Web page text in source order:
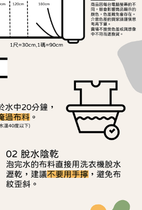
先享後付 」之結帳頁面顯示為準，若有關於
消欲退款等相關疑問，請聯繫「AFTEE先享後付
support/home
限公司提供之「AFTEE先享後付」服務完成之交
內提供個人資料，並將交易相關給付款項請求債
公司。
徵得法定代理人或監護人之同意方可使用
經同意申辦者引起之損失，本公司不負相關責
」時，將依據個別帳號之用戶狀況，依本公司即
；若仍有額度不足之情形，本公司將視審查結果
或使用他人資訊註冊。若發現惡意使用之情形，
權停止該用戶之使用額度並採取法律行動。